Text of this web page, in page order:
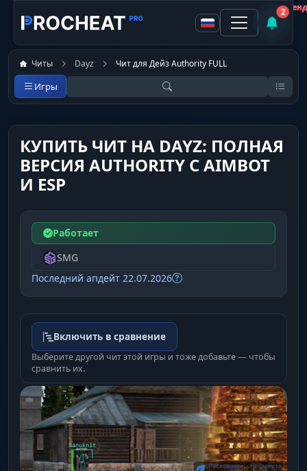
2
Читы Dayz Чит для Дейз Authority FULL
Игры
КУПИТЬ ЧИТ НА DAYZ: ПОЛНАЯ
ВЕРСИЯ AUTHORITY С AIMBOT
И ESP
Работает
SMG
Последний апдейт 22.07.2026
Включить в сравнение
Выберите другой чит этой игры и тоже добавьте — чтобы
сравнить их.
Не
Не
Не
Не
Не
Не
Не